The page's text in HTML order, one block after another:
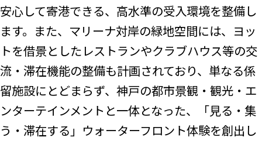
安心して寄港できる、高水準の受入環境を整備し
ます。また、マリーナ対岸の緑地空間には、ヨッ
トを借景としたレストランやクラブハウス等の交
流・滞在機能の整備も計画されており、単なる係
留施設にとどまらず、神戸の都市景観・観光・エ
ンターテインメントと一体となった、「見る・集
う・滞在する」ウォーターフロント体験を創出し